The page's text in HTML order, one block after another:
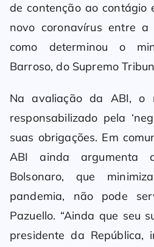
de contenção ao contágio
novo coronavírus entre a
como determinou o
Barroso, do Supremo
Na avaliação da ABI, o
responsabilizado pela
suas obrigações. Em
ABI ainda argumenta
Bolsonaro, que
pandemia, não pode
Pazuello. “Ainda que seu
presidente da República,